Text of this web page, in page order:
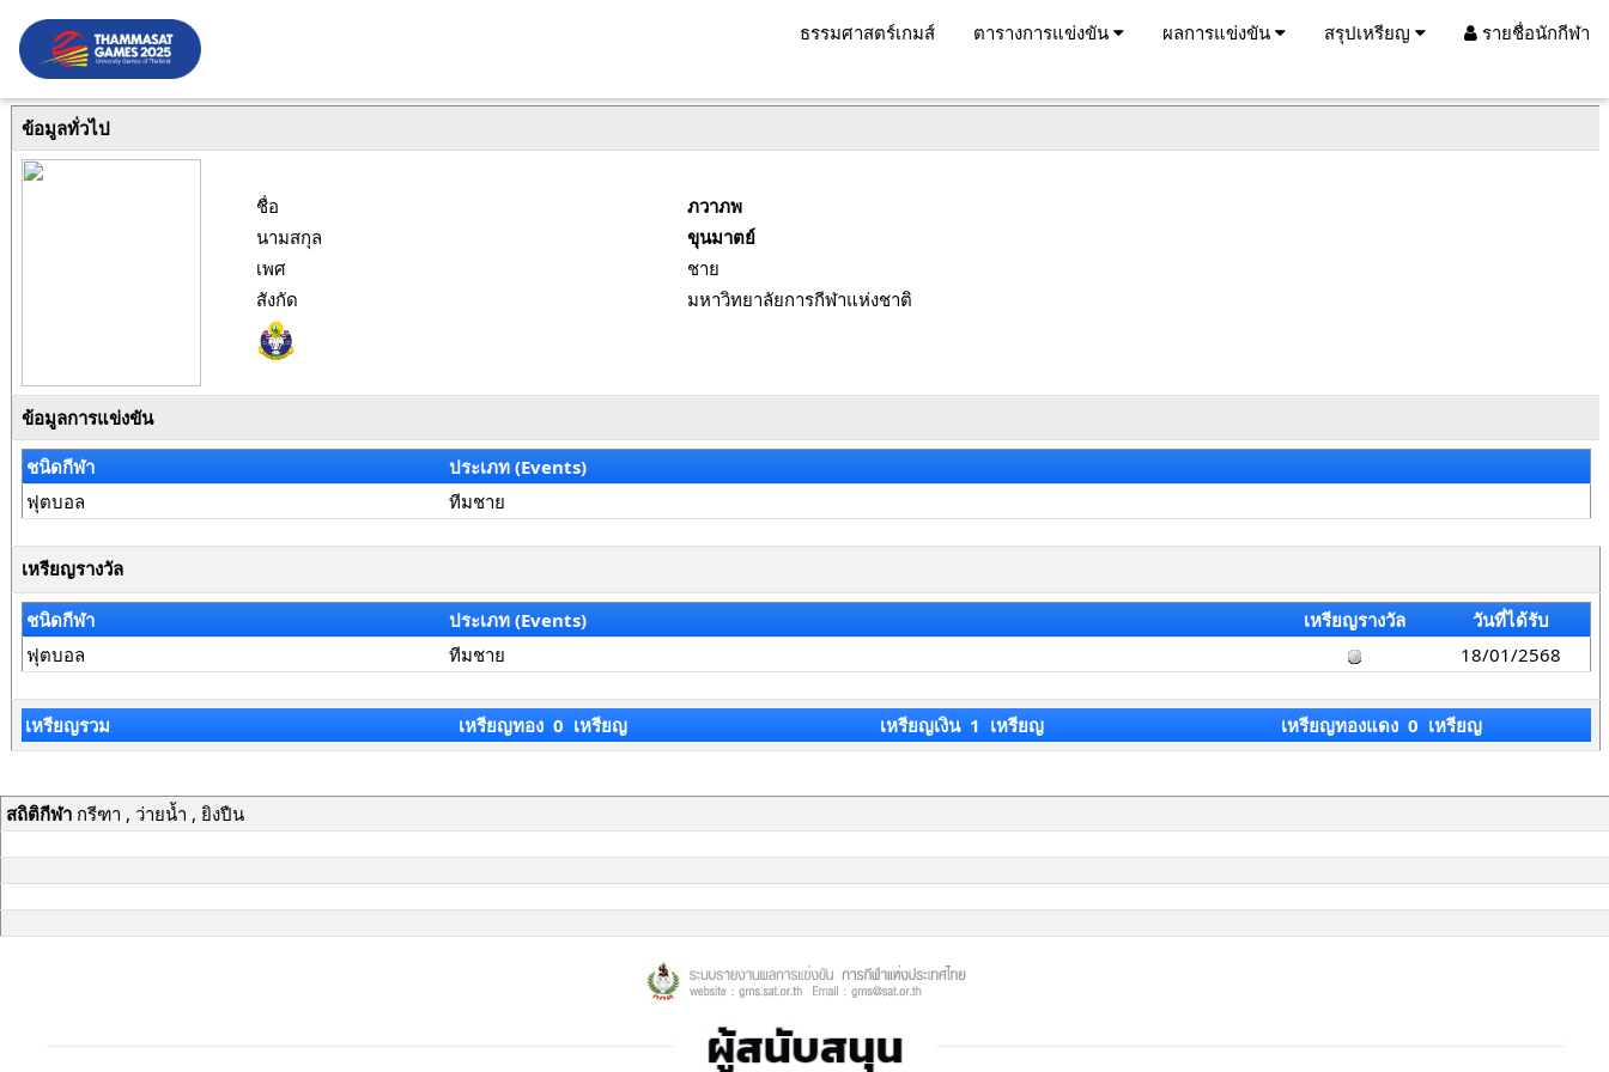
ธรรมศาสตร์เกมส์ ตารางการแข่งขัน ผลการแข่งขัน สรุปเหรียญ รายชื่อนักกีฬา
ข้อมูลทั่วไป
ชื่อ
ภวาภพ
นามสกุล
ขุนมาตย์
เพศ
ชาย
สังกัด
มหาวิทยาลัยการกีฬาแห่งชาติ
ข้อมูลการแข่งขัน
ชนิดกีฬา
ประเภท (Events)
ฟุตบอล
ทีมชาย
เหรียญรางวัล
ชนิดกีฬา ประเภท (Events) เหรียญรางวัล
วันที่ได้รับ
ฟุตบอล
ทีมชาย 18/01/2568
เหรียญรวม เหรียญทอง 0 เหรียญ เหรียญเงิน 1 เหรียญ เหรียญทองแดง 0 เหรียญ
สถิติกีฬากรีฑา , ว่ายน้ำ , ยิงปืน